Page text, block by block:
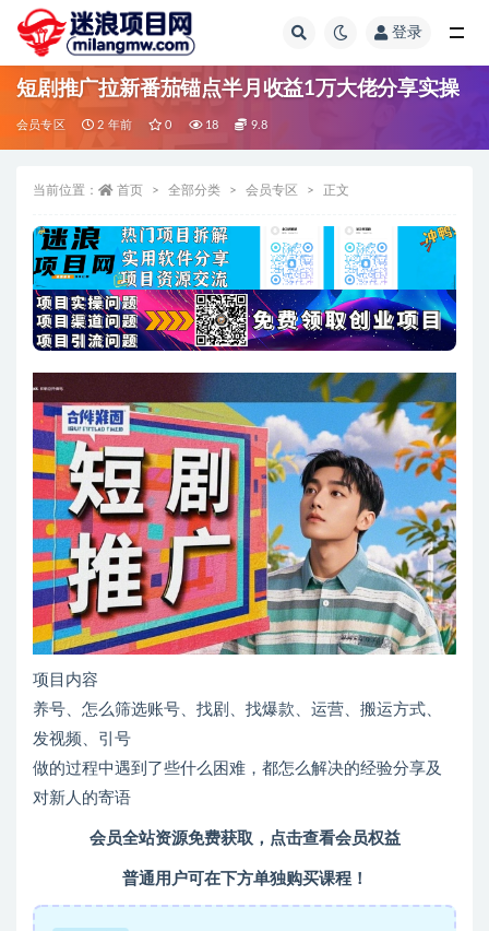
登录
短剧推广拉新番茄锚点半月收益1万大佬分享实操
会员专区 2 年前 0 18 9.8
当前位置： 首页 全部分类 会员专区 正文
项目内容
养号、怎么筛选账号、找剧、找爆款、运营、搬运方式、
发视频、引号
做的过程中遇到了些什么困难，都怎么解决的经验分享及
对新人的寄语
会员全站资源免费获取，点击查看会员权益
普通用户可在下方单独购买课程！
全部